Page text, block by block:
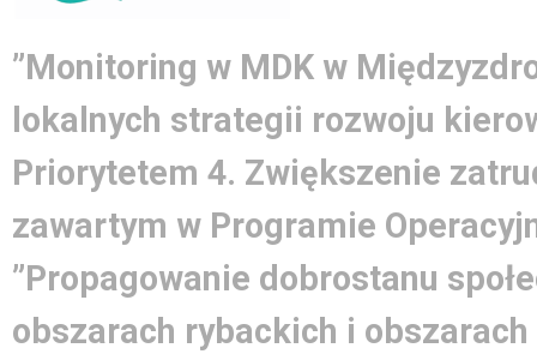
”Monitoring w MDK w
lokalnych strategii rozwoju
Priorytetem 4. Zwiększenie
zawartym w Programie
”Propagowanie dobrostanu
obszarach rybackich i